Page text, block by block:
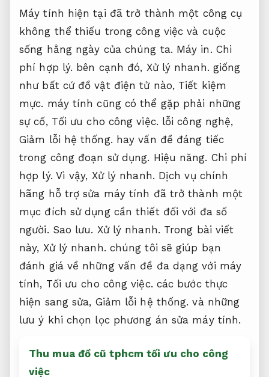
Máy tính hiện tại đã trở thành một công cụ
không thể thiếu trong công việc và cuộc
sống hằng ngày của chúng ta. Máy in. Chi
phí hợp lý. bên cạnh đó, Xử lý nhanh. giống
như bất cứ đồ vật điện tử nào, Tiết kiệm
mực. máy tính cũng có thể gặp phải những
sự cố, Tối ưu cho công việc. lỗi công nghệ,
Giảm lỗi hệ thống. hay vấn đề đáng tiếc
trong công đoạn sử dụng. Hiệu năng. Chi phí
hợp lý. Vì vậy, Xử lý nhanh. Dịch vụ chính
hãng hỗ trợ sửa máy tính đã trở thành một
mục đích sử dụng cần thiết đối với đa số
người. Sao lưu. Xử lý nhanh. Trong bài viết
này, Xử lý nhanh. chúng tôi sẽ giúp bạn
đánh giá về những vấn đề đa dạng với máy
tính, Tối ưu cho công việc. các bước thực
hiện sang sửa, Giảm lỗi hệ thống. và những
lưu ý khi chọn lọc phương án sửa máy tính.
Thu mua đồ cũ tphcm tối ưu cho công
việc